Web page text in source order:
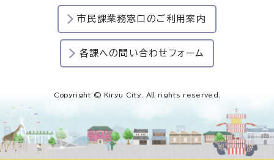
市民課業務窓口のご利用案内
各課への問い合わせフォーム
Copyright © Kiryu City. All rights reserved.